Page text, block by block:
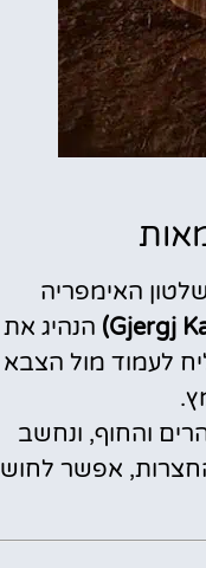
תחת שלטון האימפריה
הנהיג את
קרויה. במשך כ-25 שנה הוא הצליח לעמוד מול הצבא
והחוף, ונחשב
אפשר לחוש